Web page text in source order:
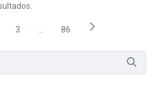
Página
3 Páginas intermediárias Usar
Página
86